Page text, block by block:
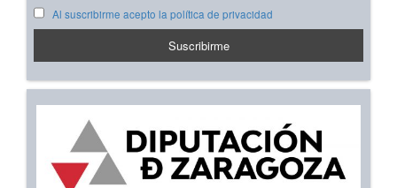
Al suscribirme acepto la política de privacidad